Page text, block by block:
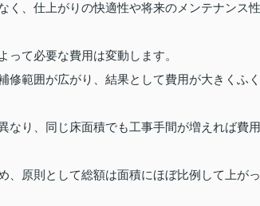
く、仕上がりの快適性や将来のメンテナンス性
て必要な費用は変動します。
修範囲が広がり、結果として費用が大きくふく
なり、同じ床面積でも工事手間が増えれば費用
、原則として総額は面積にほぼ比例して上がっ